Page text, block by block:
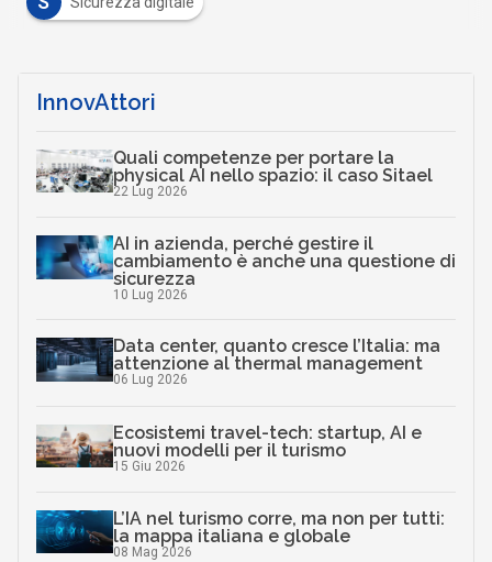
InnovAttori
Quali competenze per portare la
physical AI nello spazio: il caso Sitael
22 Lug 2026
AI in azienda, perché gestire il
cambiamento è anche una questione di
sicurezza
10 Lug 2026
Data center, quanto cresce l’Italia: ma
attenzione al thermal management
06 Lug 2026
Ecosistemi travel-tech: startup, AI e
nuovi modelli per il turismo
15 Giu 2026
L’IA nel turismo corre, ma non per tutti:
la mappa italiana e globale
08 Mag 2026